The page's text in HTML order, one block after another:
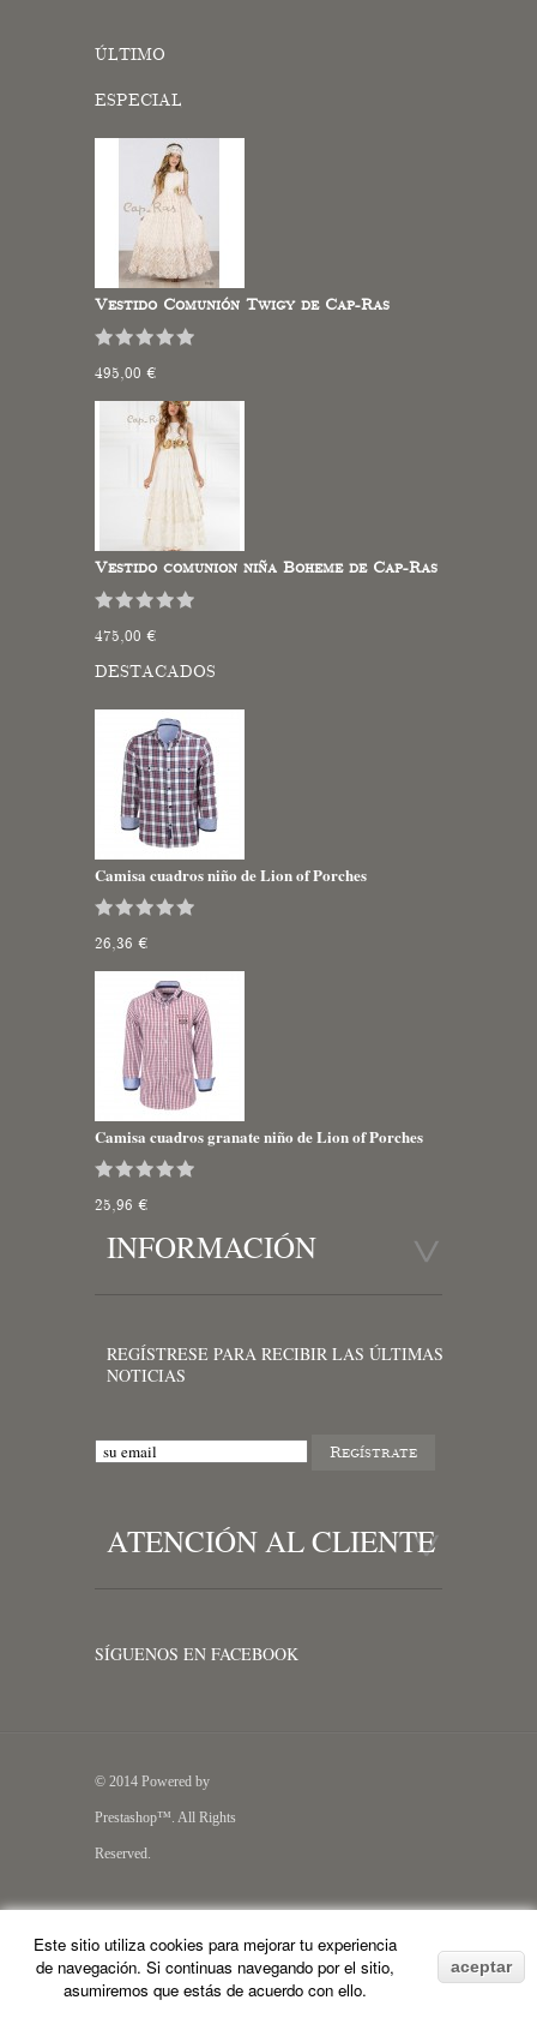
ÚLTIMO
ESPECIAL
Vestido Comunión Twigy de Cap-Ras
495,00 €
Vestido comunion niña Boheme de Cap-Ras
475,00 €
DESTACADOS
Camisa cuadros niño de Lion of Porches
26,36 €
Camisa cuadros granate niño de Lion of Porches
25,96 €
INFORMACIÓN
REGÍSTRESE PARA RECIBIR LAS ÚLTIMAS
NOTICIAS
ATENCIÓN AL CLIENTE
Este sitio utiliza cookies para mejorar tu experiencia
de navegación. Si continuas navegando por el sitio,
asumiremos que estás de acuerdo con ello.
aceptar
SÍGUENOS EN FACEBOOK
© 2014 Powered by
Prestashop™. All Rights
Reserved.